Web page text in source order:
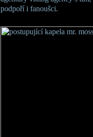
podpoří i fanoušci.